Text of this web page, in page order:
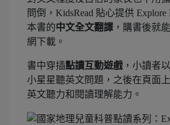
問倒，KidsRead 貼心提供
本書的中文全文翻譯 ，購書後就
網下載。
書中穿插點讀互動遊戲 ，小讀者
小星星聽英文問題，之後在頁面
英文聽力和閱讀理解能力。